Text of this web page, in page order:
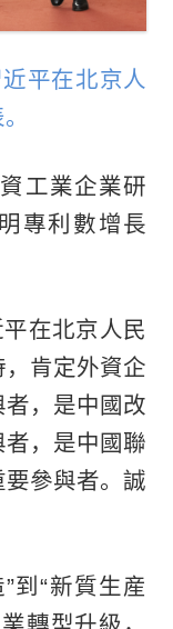
平在北京人
工業企業研
專利數增長
在北京人民
肯定外資企
，是中國改
，是中國聯
參與者。誠
到“新質生産